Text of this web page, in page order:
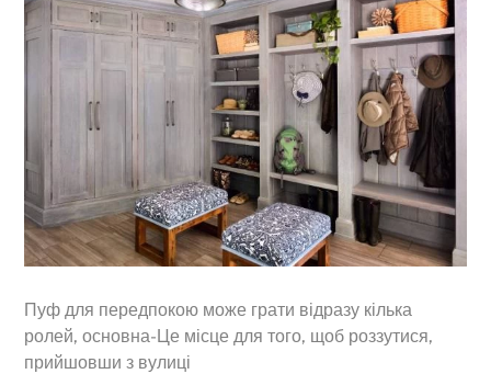
Пуф для передпокою може грати відразу кілька
ролей, основна-Це місце для того, щоб роззутися,
прийшовши з вулиці